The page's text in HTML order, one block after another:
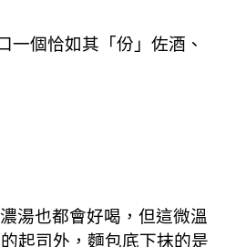
個恰如其「份」佐酒、
湯也都會好喝，但這微溫
起司外，麵包底下抹的是